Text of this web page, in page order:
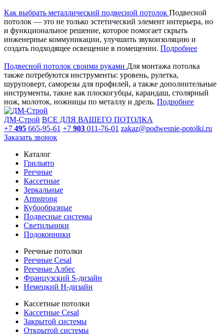
Как выбрать металлический подвесной потолок Подвесной
потолок — это не только эстетический элемент интерьера, но
и функциональное решение, которое помогает скрыть
инженерные коммуникации, улучшить звукоизоляцию и
создать подходящее освещение в помещении. Подробнее
Подвесной потолок своими руками Для монтажа потолка
также потребуются инструменты: уровень, рулетка,
шуруповерт, саморезы для профилей, а также дополнительные
инструменты, такие как плоскогубцы, карандаш, столярный
нож, молоток, ножницы по металлу и дрель. Подробнее
ДМ-Строй ВСЕ ДЛЯ ВАШЕГО ПОТОЛКА
+7 495 665-95-61 +7 903 011-76-01 zakaz@podwesnie-potolki.ru
Заказать звонок
Каталог
Грильято
Реечные
Кассетные
Зеркальные
Armstrong
Кубообразные
Подвесные системы
Светильники
Подоконники
Реечные потолки
Реечные Cesal
Реечные Албес
Французский S-дизайн
Немецкий H-дизайн
Кассетные потолки
Кассетные Cesal
Закрытой системы
Открытой системы